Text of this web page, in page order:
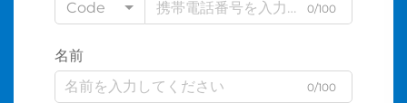
Code
0/100
名前
0/100